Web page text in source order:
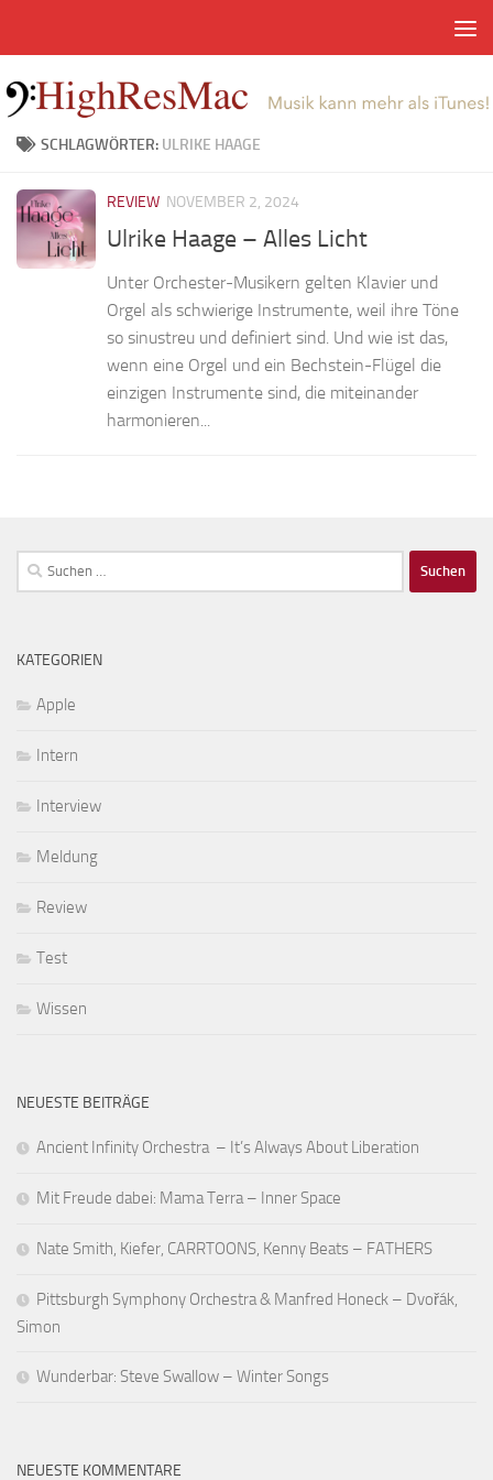
SCHLAGWÖRTER: ULRIKE HAAGE
REVIEW NOVEMBER 2, 2024
Ulrike Haage – Alles Licht
Unter Orchester-Musikern gelten Klavier und
Orgel als schwierige Instrumente, weil ihre Töne
so sinustreu und definiert sind. Und wie ist das,
wenn eine Orgel und ein Bechstein-Flügel die
einzigen Instrumente sind, die miteinander
harmonieren...
Suchen
nach:
KATEGORIEN
Apple
Intern
Interview
Meldung
Review
Test
Wissen
NEUESTE BEITRÄGE
Ancient Infinity Orchestra – It’s Always About Liberation
Mit Freude dabei: Mama Terra – Inner Space
Nate Smith, Kiefer, CARRTOONS, Kenny Beats – FATHERS
Pittsburgh Symphony Orchestra & Manfred Honeck – Dvořák,
Simon
Wunderbar: Steve Swallow – Winter Songs
NEUESTE KOMMENTARE